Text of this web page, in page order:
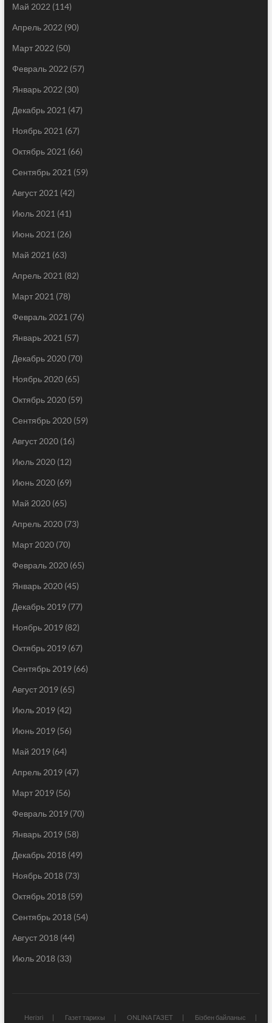
Май 2022 (114)
Апрель 2022 (90)
Март 2022 (50)
Февраль 2022 (57)
Январь 2022 (30)
Декабрь 2021 (47)
Ноябрь 2021 (67)
Октябрь 2021 (66)
Сентябрь 2021 (59)
Август 2021 (42)
Июль 2021 (41)
Июнь 2021 (26)
Май 2021 (63)
Апрель 2021 (82)
Март 2021 (78)
Февраль 2021 (76)
Январь 2021 (57)
Декабрь 2020(70)
Ноябрь 2020(65)
Октябрь 2020(59)
Сентябрь 2020(59)
Август 2020(16)
Июль 2020(12)
Июнь 2020(69)
Май 2020(65)
Апрель 2020(73)
Март 2020(70)
Февраль 2020(65)
Январь 2020(45)
Декабрь 2019(77)
Ноябрь 2019(82)
Октябрь 2019(67)
Сентябрь 2019(66)
Август 2019(65)
Июль 2019(42)
Июнь 2019(56)
Май 2019(64)
Апрель 2019(47)
Март 2019(56)
Февраль 2019(70)
Январь 2019(58)
Декабрь 2018(49)
Ноябрь 2018(73)
Октябрь 2018(59)
Сентябрь 2018(54)
Август 2018(44)
Июль 2018(33)
Негізгі Газет тарихы ONLINA ГАЗЕТ Бізбен байланыс